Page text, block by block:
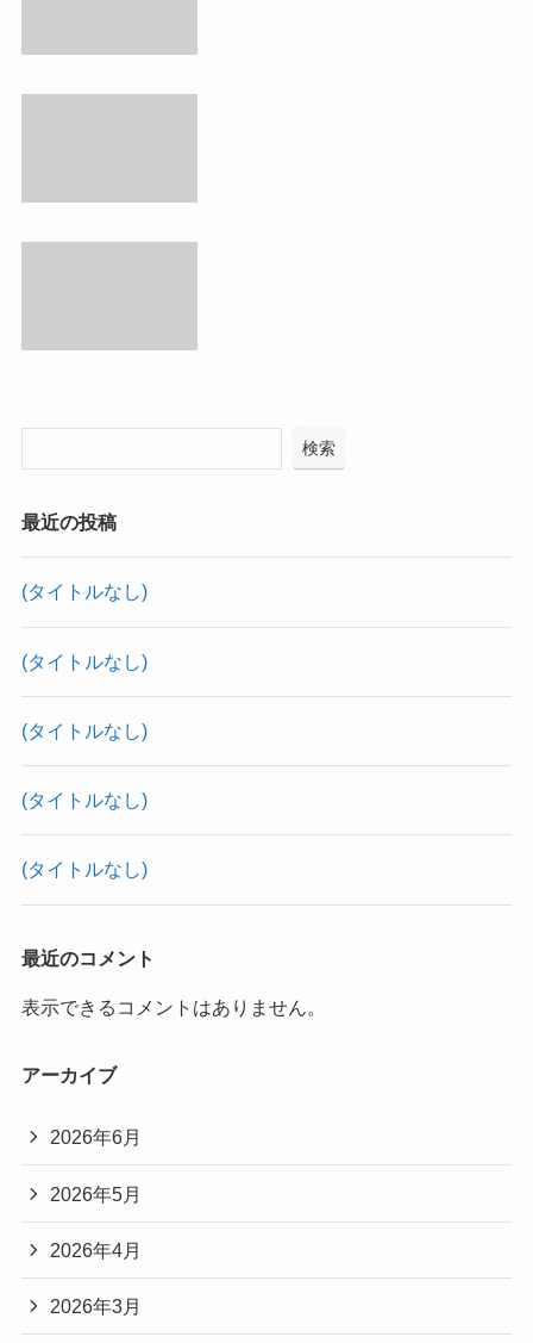
検索
最近の投稿
(タイトルなし)
(タイトルなし)
(タイトルなし)
(タイトルなし)
(タイトルなし)
最近のコメント
表示できるコメントはありません。
アーカイブ
2026年6月
2026年5月
2026年4月
2026年3月